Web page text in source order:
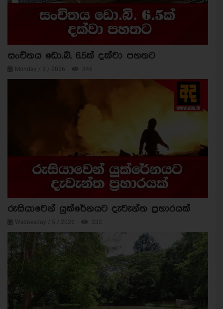
සංචිතය ඩො.බි. 6.5ක් දක්වා පහතට
Monday / 3 / 2026 346
රුසියාවෙන් යුක්රේනයට දැවැන්ත ප්‍රහාරයක්
Wednesday / 5 / 2026 332